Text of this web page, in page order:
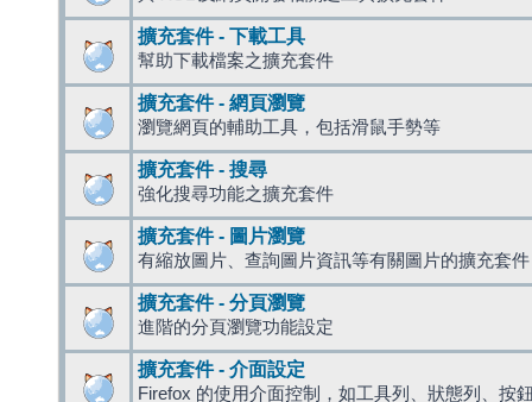
擴充套件 - 下載工具
幫助下載檔案之擴充套件
擴充套件 - 網頁瀏覽
瀏覽網頁的輔助工具，包括滑鼠手勢等
擴充套件 - 搜尋
強化搜尋功能之擴充套件
擴充套件 - 圖片瀏覽
有縮放圖片、查詢圖片資訊等有關圖片的擴充套件
擴充套件 - 分頁瀏覽
進階的分頁瀏覽功能設定
擴充套件 - 介面設定
Firefox 的使用介面控制，如工具列、狀態列、按